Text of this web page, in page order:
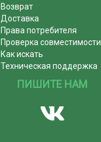
Возврат
Доставка
Права потребителя
Проверка совместимости
Как искать
Техническая поддержка
ПИШИТЕ НАМ